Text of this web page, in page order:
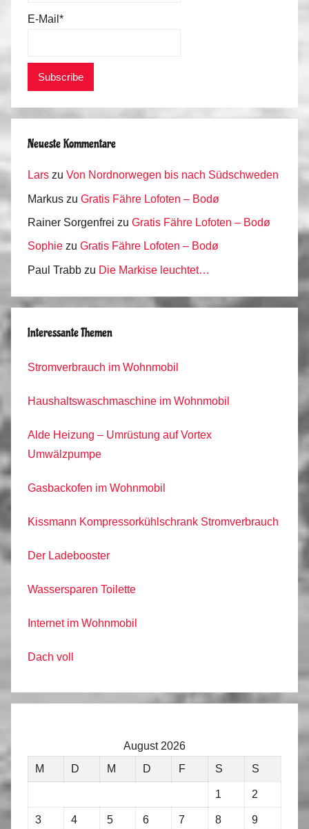
E-Mail*
Neueste Kommentare
Lars zu Von Nordnorwegen bis nach Südschweden
Markus zu Gratis Fähre Lofoten – Bodø
Rainer Sorgenfrei zu Gratis Fähre Lofoten – Bodø
Sophie zu Gratis Fähre Lofoten – Bodø
Paul Trabb zu Die Markise leuchtet…
Interessante Themen
Stromverbrauch im Wohnmobil
Haushaltswaschmaschine im Wohnmobil
Alde Heizung – Umrüstung auf Vortex
Umwälzpumpe
Gasbackofen im Wohnmobil
Kissmann Kompressorkühlschrank Stromverbrauch
Der Ladebooster
Wassersparen Toilette
Internet im Wohnmobil
Dach voll
August 2026
M
D M D F S S
1 2
3 4 5 6 7 8 9